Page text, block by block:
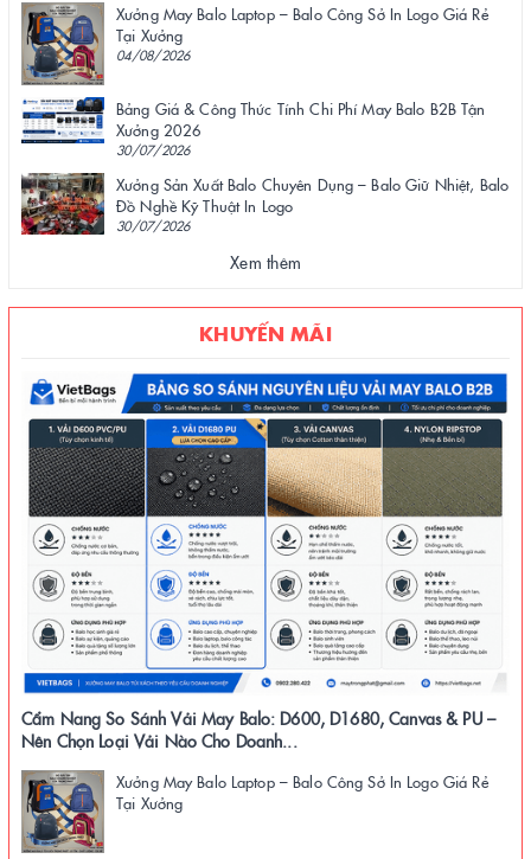
Xưởng May Balo Laptop – Balo Công Sở In Logo Giá Rẻ
Tại Xưởng
04/08/2026
Bảng Giá & Công Thức Tính Chi Phí May Balo B2B Tận
Xưởng 2026
30/07/2026
Xưởng Sản Xuất Balo Chuyên Dụng – Balo Giữ Nhiệt, Balo
Đồ Nghề Kỹ Thuật In Logo
30/07/2026
Xem thêm
KHUYẾN MÃI
Cẩm Nang So Sánh Vải May Balo: D600, D1680, Canvas & PU –
Nên Chọn Loại Vải Nào Cho Doanh...
Xưởng May Balo Laptop – Balo Công Sở In Logo Giá Rẻ
Tại Xưởng